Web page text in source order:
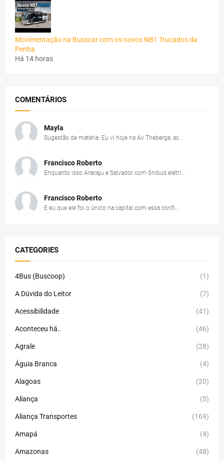
Movimentação na Busscar com os novos NB1 Trucados da
Penha
Há 14 horas
COMENTÁRIOS
Mayla
Sugestão de matéria: Eu vi hoje na Av Theberge, ac...
Francisco Roberto
Enquanto isso Aracaju e Salvador com ônibus elétri...
Francisco Roberto
E eu que ele foi o único na capital com essa confi...
CATEGORIES
4Bus (Buscoop) (1)
A Dúvida do Leitor (7)
Acessibilidade (41)
Aconteceu há.. (46)
Agrale (28)
Águia Branca (4)
Alagoas (20)
Aliança (5)
Aliança Transportes (169)
Amapá (4)
Amazonas (48)